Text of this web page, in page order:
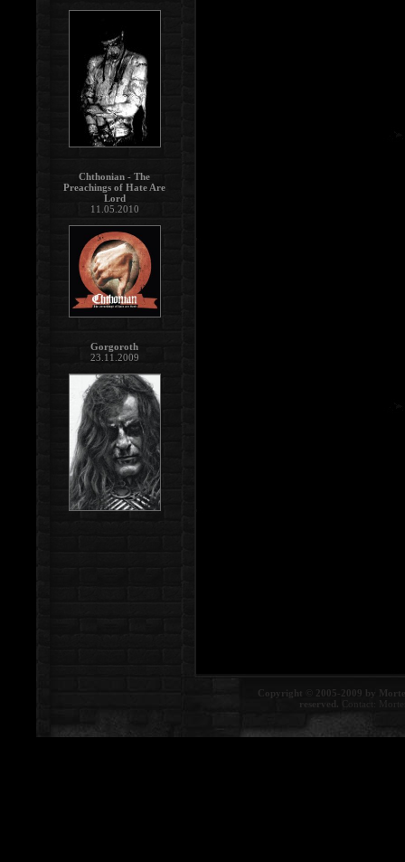
Copyright © 2005-2009 by
reserved. Contact:
Chthonian - The
Preachings of Hate Are
Lord
11.05.2010
Gorgoroth
23.11.2009